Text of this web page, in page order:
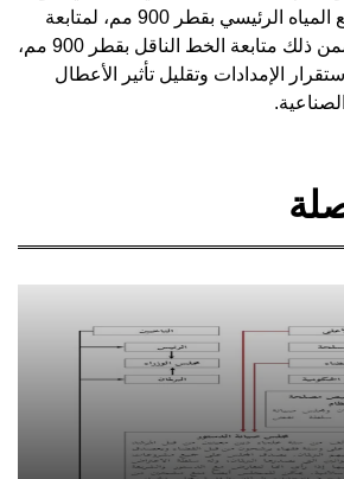
بما في ذلك محطة رافع المياه الرئيسي بقطر 900 مم، لمتابعة
إجراءات التشغيل. وتضمن ذلك متابعة الخط الناقل بقطر 900 مم،
الإمدادات وتقليل تأثير الأعطال